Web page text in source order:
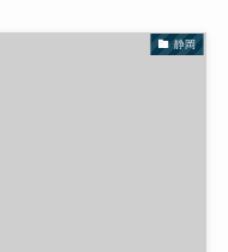
静岡